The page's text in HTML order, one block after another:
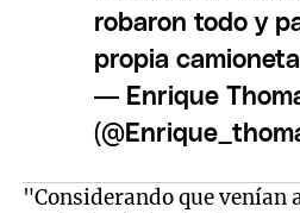
robaron todo y
propia
— Enrique
"Considerando que venían